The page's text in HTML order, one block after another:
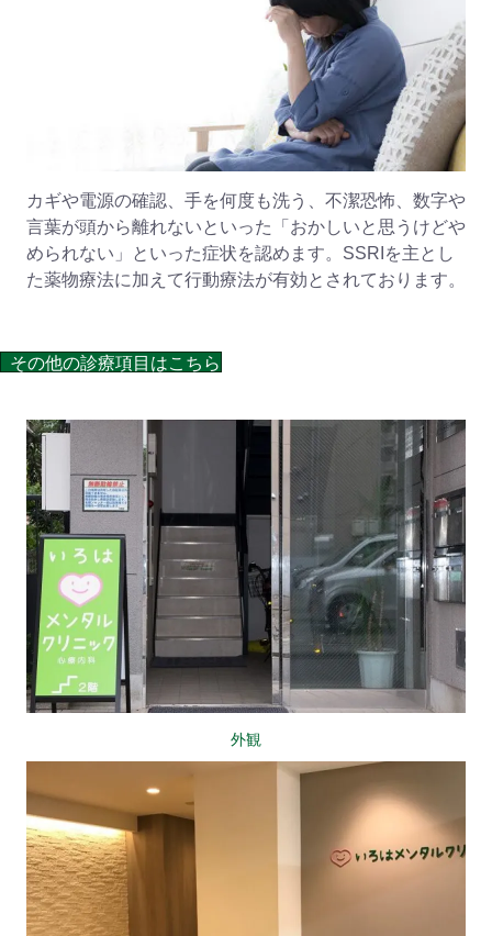
カギや電源の確認、手を何度も洗う、不潔恐怖、数字や
言葉が頭から離れないといった「おかしいと思うけどや
められない」といった症状を認めます。SSRIを主とし
た薬物療法に加えて行動療法が有効とされております。
その他の診療項目はこちら
外観